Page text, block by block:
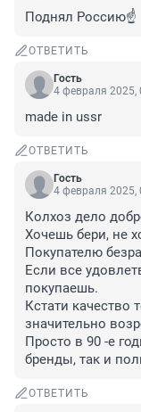
Поднял Россию☝️
ОТВЕТИТЬ
Гость
4 февраля 2025,
made in ussr
ОТВЕТИТЬ
Гость
4 февраля 2025,
Колхоз дело
Хочешь бери, не
Покупателю
Если все
покупаешь.
Кстати качество
значительно
Просто в 90 -е
бренды, так и
ОТВЕТИТЬ